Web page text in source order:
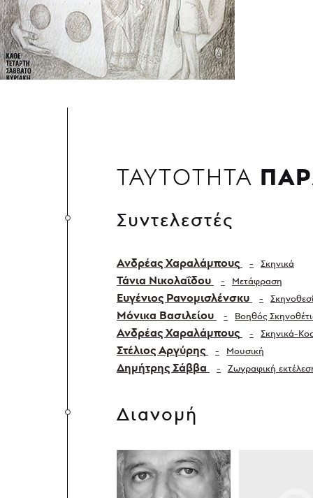
ΤΑΥΤΟΤΗΤΑ
Συντελεστές
Ανδρέας Χαραλάμπους Σκηνικά
Τάνια Νικολαΐδου Μετάφραση
Ευγένιος Ρανομισλένσκυ
Μόνικα Βασιλείου Βοηθός
Ανδρέας Χαραλάμπους Σκηνικά-
Στέλιος Αργύρης Μουσική
Δημήτρης Σάββα Ζωγραφική
Διανομή